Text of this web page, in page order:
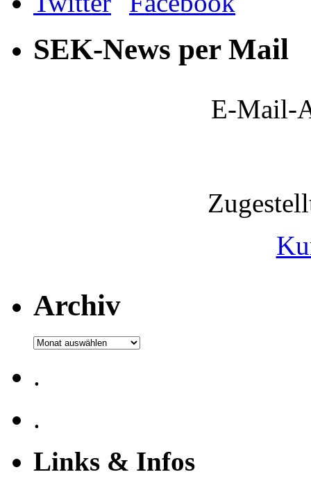
SEK-News per Mail
E-Mail-
Archiv
Archiv
.
.
Links & Infos